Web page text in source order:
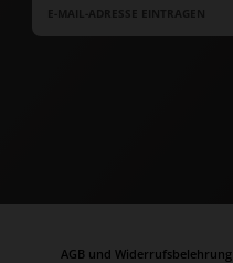
AGB und Widerrufsbelehrung